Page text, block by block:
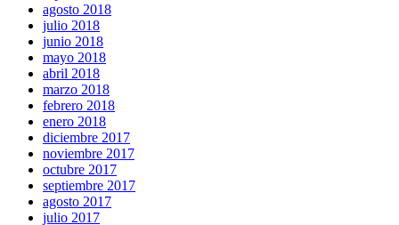
agosto 2018
julio 2018
junio 2018
mayo 2018
abril 2018
marzo 2018
febrero 2018
enero 2018
diciembre 2017
noviembre 2017
octubre 2017
septiembre 2017
agosto 2017
julio 2017